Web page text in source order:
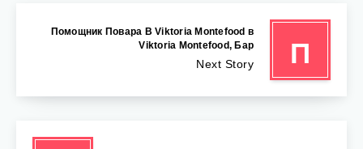
П
Помощник Повара В Viktoria Montefood в
Viktoria Montefood, Бар
Next Story